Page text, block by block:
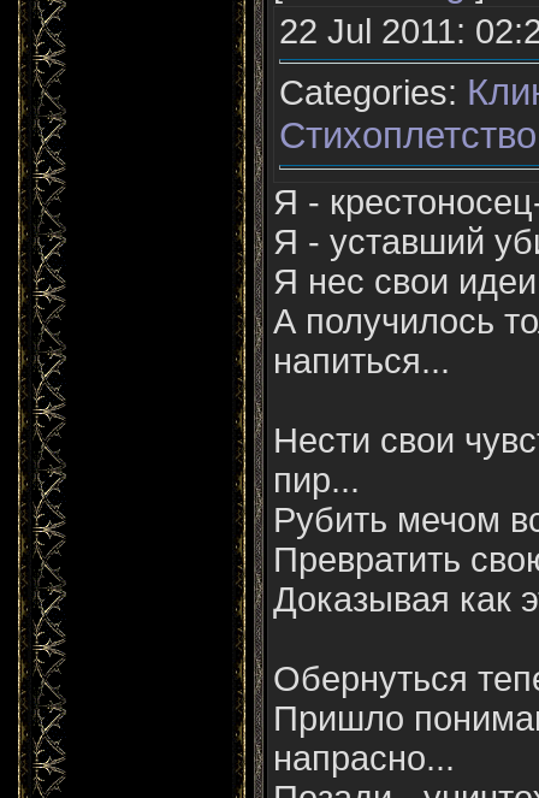
22 Jul 2011:
Categories:
Стихоплетство
Я -
Я - уставший
Я нес свои
А получилось
напиться...
Нести свои
пир...
Рубить мечом
Превратить
Доказывая как
Обернуться
Пришло
напрасно...